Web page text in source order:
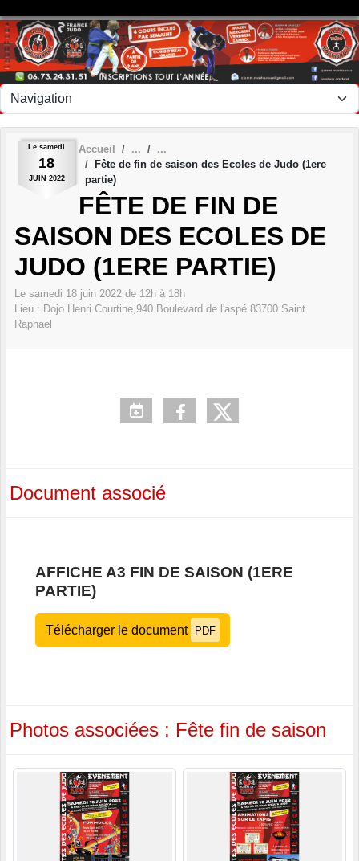
Le samedi
18
JUIN 2022
Accueil
Fête de fin de saison des Ecoles de Judo (1ere
partie)
FÊTE DE FIN DE
SAISON DES ECOLES DE
JUDO (1ERE PARTIE)
Le samedi 18 juin 2022 de 12h à 18h
Lieu : Dojo Henri Courtine,940 Boulevard de l'aspé 83700 Saint
Raphael
Document associé
AFFICHE A3 FIN DE SAISON (1ERE
PARTIE)
Télécharger le document PDF
Photos associées : Fête fin de saison